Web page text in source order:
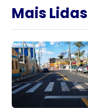
Mais Lidas